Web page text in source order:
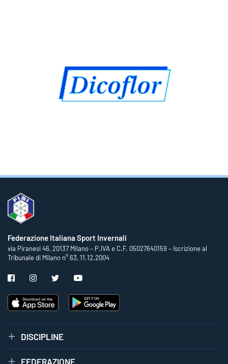
Federazione Italiana Sport Invernali
via Piranesi 46, 20137 Milano – P.IVA e C.F. 05027640159 – Iscrizione al
Tribunale di Milano n° 63, 11.12.2004
DISCIPLINE
FEDERAZIONE